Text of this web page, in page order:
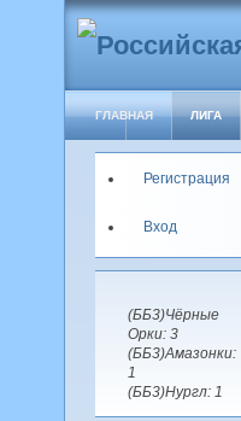
ГЛАВНАЯ ЛИГА
Регистрация
Вход
(ББ3)Чёрные
Орки: 3
(ББ3)Амазонки:
1
(ББ3)Нургл: 1